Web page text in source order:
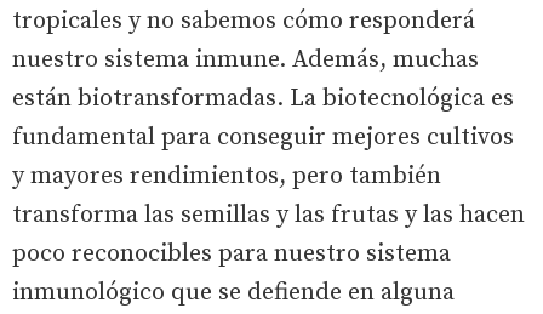
tropicales y no sabemos cómo responderá
nuestro sistema inmune. Además, muchas
están biotransformadas. La biotecnológica es
fundamental para conseguir mejores cultivos
y mayores rendimientos, pero también
transforma las semillas y las frutas y las hacen
poco reconocibles para nuestro sistema
inmunológico que se defiende en alguna